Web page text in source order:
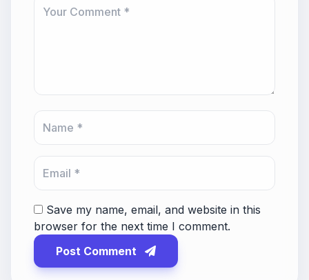
Save my name, email, and website in this
browser for the next time I comment.
Post Comment